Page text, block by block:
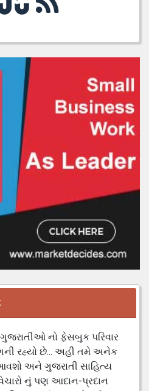
ગુજરાતીઓ નો ફેસબુક પરિવાર
રહ્યો છે... અહી તમે અનેક
અને ગુજરાતી સાહિત્ય
નું પણ આદાન-પ્રદાન